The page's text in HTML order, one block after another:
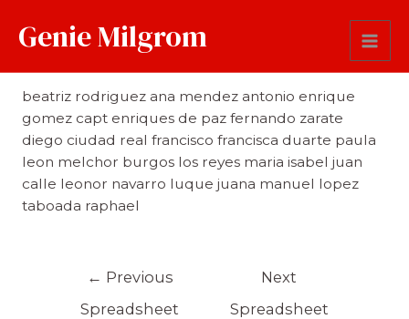
Genie Milgrom
Alias
beatriz rodriguez ana mendez antonio enrique
gomez capt enriques de paz fernando zarate
diego ciudad real francisco francisca duarte paula
leon melchor burgos los reyes maria isabel juan
calle leonor navarro luque juana manuel lopez
taboada raphael
← Previous
Spreadsheet
Next
Spreadsheet